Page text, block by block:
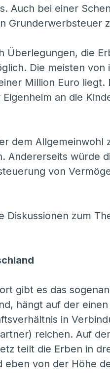
Auch bei einer
Grunderwerbsteuer
Überlegungen, die
Die meisten von
Million Euro liegt.
an die
dem Allgemeinwohl
Andererseits würde
von
Diskussionen zum
gibt es das
hängt auf der
in
reichen. Auf
teilt die Erben in
von der Höhe